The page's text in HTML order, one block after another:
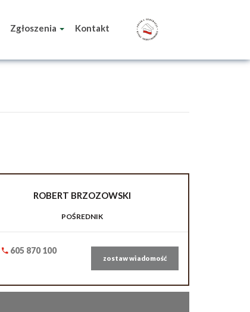
Zgłoszenia Kontakt
ROBERT BRZOZOWSKI
POŚREDNIK
605 870 100
zostaw wiadomość